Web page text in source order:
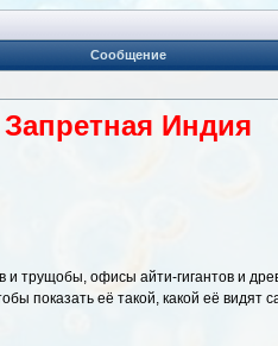
Сообщение
Запретная Индия
трущобы, офисы айти-гигантов и
показать её такой, какой её видят